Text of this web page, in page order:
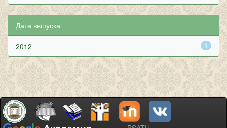
Дата выпуска
1
2012